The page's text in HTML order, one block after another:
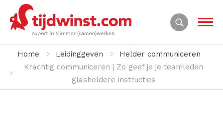
Home Leidinggeven
Helder communiceren
Krachtig communiceren | Zo geef je je teamleden
glasheldere instructies